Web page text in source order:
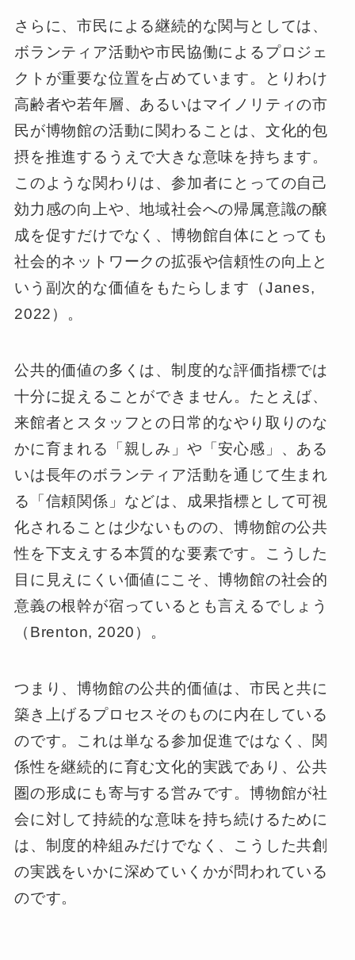
さらに、市民による継続的な関与としては、
ボランティア活動や市民協働によるプロジェ
クトが重要な位置を占めています。とりわけ
高齢者や若年層、あるいはマイノリティの市
民が博物館の活動に関わることは、文化的包
摂を推進するうえで大きな意味を持ちます。
このような関わりは、参加者にとっての自己
効力感の向上や、地域社会への帰属意識の醸
成を促すだけでなく、博物館自体にとっても
社会的ネットワークの拡張や信頼性の向上と
いう副次的な価値をもたらします（Janes,
2022）。
公共的価値の多くは、制度的な評価指標では
十分に捉えることができません。たとえば、
来館者とスタッフとの日常的なやり取りのな
かに育まれる「親しみ」や「安心感」、ある
いは長年のボランティア活動を通じて生まれ
る「信頼関係」などは、成果指標として可視
化されることは少ないものの、博物館の公共
性を下支えする本質的な要素です。こうした
目に見えにくい価値にこそ、博物館の社会的
意義の根幹が宿っているとも言えるでしょう
（Brenton, 2020）。
つまり、博物館の公共的価値は、市民と共に
築き上げるプロセスそのものに内在している
のです。これは単なる参加促進ではなく、関
係性を継続的に育む文化的実践であり、公共
圏の形成にも寄与する営みです。博物館が社
会に対して持続的な意味を持ち続けるために
は、制度的枠組みだけでなく、こうした共創
の実践をいかに深めていくかが問われている
のです。